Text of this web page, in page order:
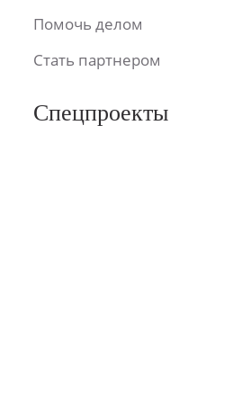
Помочь делом
Стать партнером
Спецпроекты